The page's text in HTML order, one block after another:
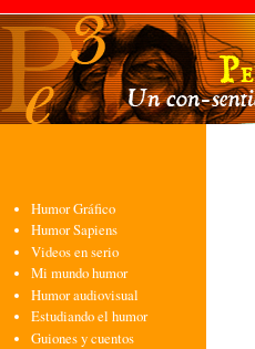
Humor Gráfico
Humor Sapiens
Videos en serio
Mi mundo humor
Humor audiovisual
Estudiando el humor
Guiones y cuentos